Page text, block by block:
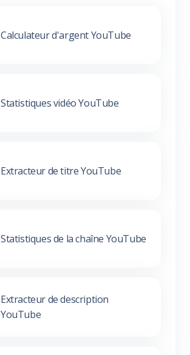
Calculateur d'argent YouTube
Statistiques vidéo YouTube
Extracteur de titre YouTube
Statistiques de la chaîne YouTube
Extracteur de description
YouTube